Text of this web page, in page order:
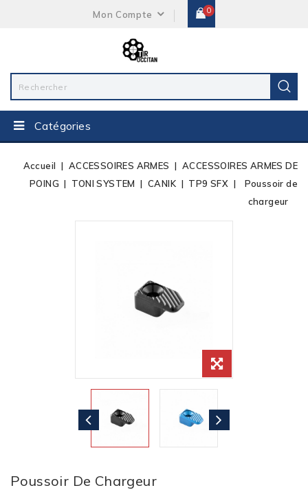
Mon Compte 0
Catégories
Accueil ACCESSOIRES ARMES
ACCESSOIRES ARMES DE
POING
TONI SYSTEM CANIK TP9 SFX
Poussoir de
chargeur
Poussoir De Chargeur